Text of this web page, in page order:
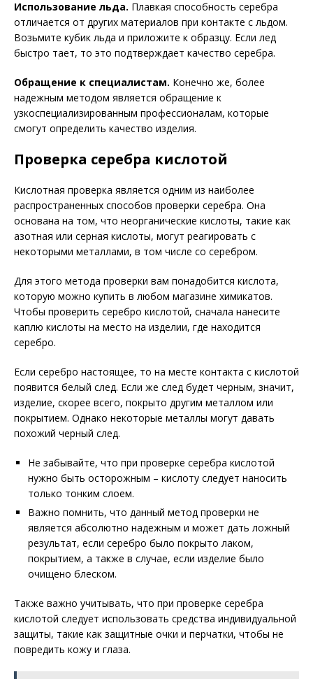
Использование льда. Плавкая способность серебра
отличается от других материалов при контакте с льдом.
Возьмите кубик льда и приложите к образцу. Если лед
быстро тает, то это подтверждает качество серебра.
Обращение к специалистам. Конечно же, более
надежным методом является обращение к
узкоспециализированным профессионалам, которые
смогут определить качество изделия.
Проверка серебра кислотой
Кислотная проверка является одним из наиболее
распространенных способов проверки серебра. Она
основана на том, что неорганические кислоты, такие как
азотная или серная кислоты, могут реагировать с
некоторыми металлами, в том числе со серебром.
Для этого метода проверки вам понадобится кислота,
которую можно купить в любом магазине химикатов.
Чтобы проверить серебро кислотой, сначала нанесите
каплю кислоты на место на изделии, где находится
серебро.
Если серебро настоящее, то на месте контакта с кислотой
появится белый след. Если же след будет черным, значит,
изделие, скорее всего, покрыто другим металлом или
покрытием. Однако некоторые металлы могут давать
похожий черный след.
Не забывайте, что при проверке серебра кислотой
нужно быть осторожным – кислоту следует наносить
только тонким слоем.
Важно помнить, что данный метод проверки не
является абсолютно надежным и может дать ложный
результат, если серебро было покрыто лаком,
покрытием, а также в случае, если изделие было
очищено блеском.
Также важно учитывать, что при проверке серебра
кислотой следует использовать средства индивидуальной
защиты, такие как защитные очки и перчатки, чтобы не
повредить кожу и глаза.